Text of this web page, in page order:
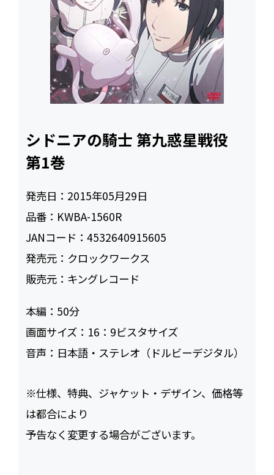
シドニアの騎士 第九惑星戦役
第1巻
発売日： 2015年05月29日
品番： KWBA-1560R
JANコード：4532640915605
発売元： クロックワークス
販売元： キングレコード
本編： 50
画面サイズ： 16：9ビスタサイズ
音声： 日本語・ステレオ（ドルビーデジタル）
※仕様、特典、ジャケット・デザイン、価格等
は都合により
予告なく変更する場合がございます。